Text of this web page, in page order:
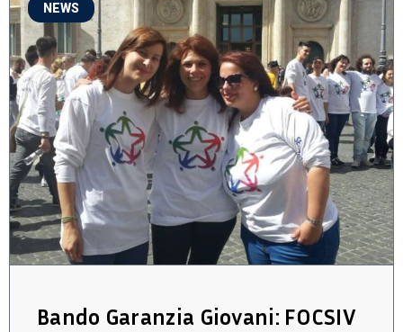
NEWS
Bando Garanzia Giovani: FOCSIV